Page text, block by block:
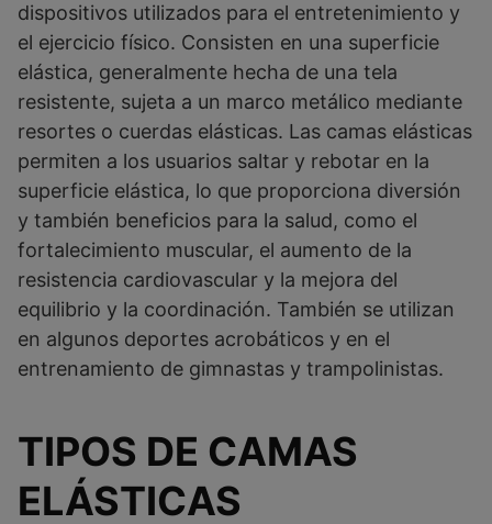
dispositivos utilizados para el entretenimiento y
el ejercicio físico. Consisten en una superficie
elástica, generalmente hecha de una tela
resistente, sujeta a un marco metálico mediante
resortes o cuerdas elásticas. Las camas elásticas
permiten a los usuarios saltar y rebotar en la
superficie elástica, lo que proporciona diversión
y también beneficios para la salud, como el
fortalecimiento muscular, el aumento de la
resistencia cardiovascular y la mejora del
equilibrio y la coordinación. También se utilizan
en algunos deportes acrobáticos y en el
entrenamiento de gimnastas y trampolinistas.
TIPOS DE CAMAS
ELÁSTICAS